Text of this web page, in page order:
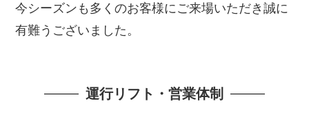
今シーズンも多くのお客様にご来場いただき誠に
有難うございました。
運行リフト・営業体制